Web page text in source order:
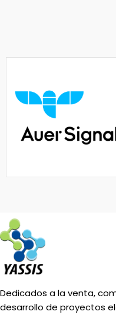
Dedicados a la venta,
desarrollo de proyectos